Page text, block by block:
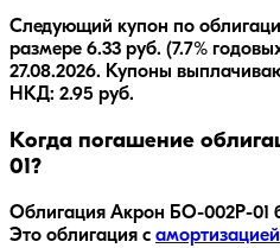
Следующий купон по
размере 6.33 руб. (7.7%
27.08.2026. Купоны
НКД: 2.95 руб.
Когда погашение
01?
Облигация Акрон БО-002P-01
Это облигация с амортизацией